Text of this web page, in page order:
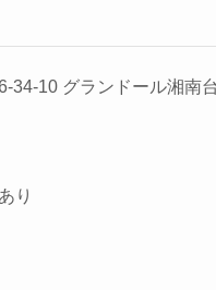
34-10 グランドール湘南
り